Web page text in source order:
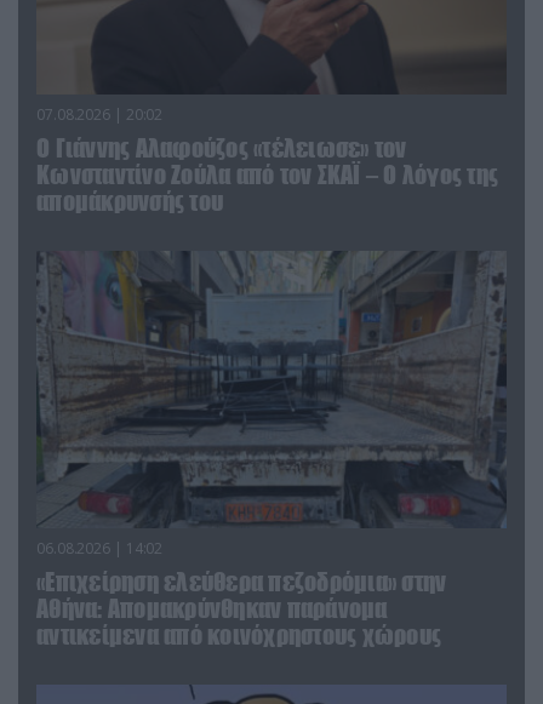
07.08.2026 | 20:02
Ο Γιάννης Αλαφούζος «τέλειωσε» τον
Κωνσταντίνο Ζούλα από τον ΣΚΑΪ – Ο λόγος της
απομάκρυνσής του
06.08.2026 | 14:02
«Επιχείρηση ελεύθερα πεζοδρόμια» στην
Αθήνα: Απομακρύνθηκαν παράνομα
αντικείμενα από κοινόχρηστους χώρους